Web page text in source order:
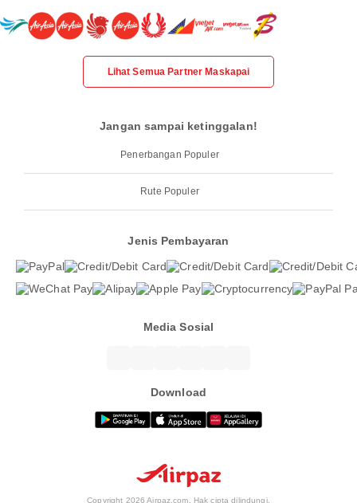
Lihat Semua Partner Maskapai
Jangan sampai ketinggalan!
Penerbangan Populer
Rute Populer
Jenis Pembayaran
Media Sosial
Download
Copyright 2026 Airpaz.com. Hak cipta dilindungi.